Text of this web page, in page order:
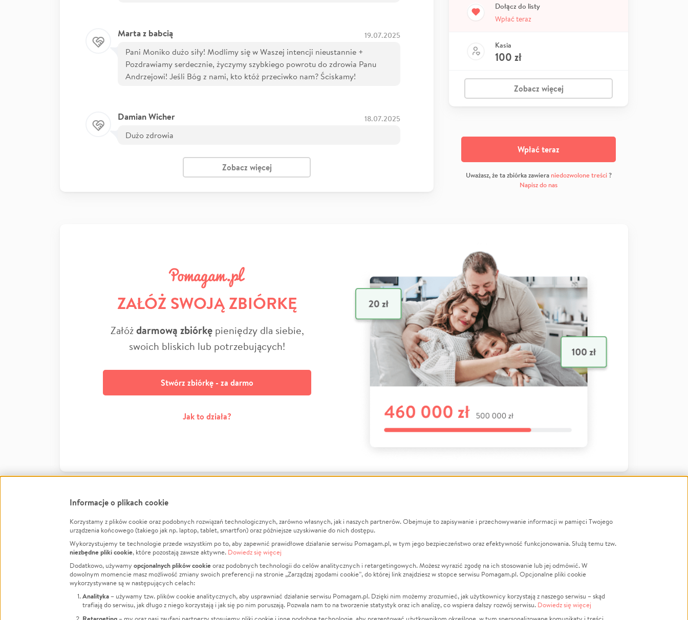
Marta z babcią 19.07.2025
Pani Moniko dużo siły! Modlimy się w Waszej intencji nieustannie +
Pozdrawiamy serdecznie, życzymy szybkiego powrotu do zdrowia Panu
Andrzejowi! Jeśli Bóg z nami, kto któż przeciwko nam? Ściskamy!
Damian Wicher 18.07.2025
Dużo zdrowia
Zobacz więcej
Dołącz do listy
Wpłać teraz
Kasia
100 zł
Zobacz więcej
Wpłać teraz
Uważasz, że ta zbiórka zawiera niedozwolone treści?
Napisz do nas
ZAŁÓŻ SWOJĄ ZBIÓRKĘ
Załóżdarmową zbiórkępieniędzy dla siebie,
swoich bliskich lub potrzebujących!
Stwórz zbiórkę - za darmo
Jak to działa?
FacebookTwitter Instagram
LinkedInTikTok Youtube
Informacje
Jak to działa?
Regulamin
Polityka Prywatności
Kontakt
Porównanie serwisów
O nas
Opinie
Raporty
Za darmo
Dla NGO
Fundacja Pomagam.pl
Zbieraj na
Leczenie
Zwierzęta
Pożar
Sport
Pomoc Finansowa
LGBTQ+
Powódź
Wichura
Religia
Edukacja
Informacje o plikach cookie
Korzystamy z plików cookie oraz podobnych rozwiązań technologicznych, zarówno własnych, jak i naszych partnerów. Obejmuje to zapisywanie i przechowywanie informacji w pamięci Twojego
urządzenia końcowego (takiego jak np. laptop, tablet, smartfon) oraz późniejsze uzyskiwanie do nich dostępu.
Wykorzystujemy te technologie przede wszystkim po to, aby zapewnić prawidłowe działanie serwisu Pomagam.pl, w tym jego bezpieczeństwo oraz efektywność funkcjonowania. Służą temu tzw.
niezbędne pliki cookie, które pozostają zawsze aktywne. Dowiedz się więcej
Dodatkowo, używamy opcjonalnych plików cookieoraz podobnych technologii do celów analitycznych i retargetingowych. Możesz wyrazić zgodę na ich stosowanie lub jej odmówić. W
dowolnym momencie masz możliwość zmiany swoich preferencji na stronie „Zarządzaj zgodami cookie”, do której link znajdziesz w stopce serwisu Pomagam.pl. Opcjonalne pliki cookie
wykorzystywane są w następujących celach:
Analityka – używamy tzw. plików cookie analitycznych, aby usprawniać działanie serwisu Pomagam.pl. Dzięki nim możemy zrozumieć, jak użytkownicy korzystają z naszego serwisu – skąd
trafiają do serwisu, jak długo z niego korzystają i jak się po nim poruszają. Pozwala nam to na tworzenie statystyk oraz ich analizę, co wspiera dalszy rozwój serwisu. Dowiedz się więcej